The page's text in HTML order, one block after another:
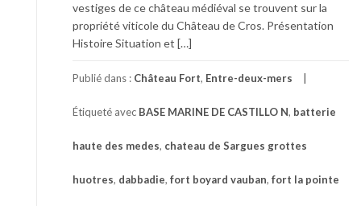
vestiges de ce château médiéval se trouvent sur la
propriété viticole du Château de Cros. Présentation
Histoire Situation et […]
Publié dans : Château Fort, Entre-deux-mers
Étiqueté avec BASE MARINE DE CASTILLO N, batterie
haute des medes, chateau de Sargues grottes
huotres, dabbadie, fort boyard vauban, fort la pointe